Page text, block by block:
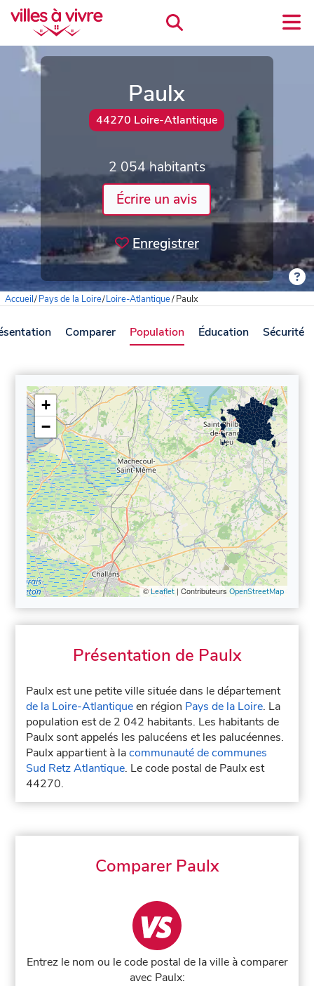
Paulx
44270 Loire-Atlantique
2 054 habitants
Écrire un avis
Enregistrer
Accueil/Pays de la Loire/Loire-Atlantique/Paulx
Comparer Population Éducation Sécurité
+
−
©Leaflet| Contributeurs OpenStreetMap
Présentation de Paulx
Paulx est une petite ville située dans le département
de la Loire-Atlantiqueen région Pays de la Loire. La
population est de 2 042 habitants. Les habitants de
Paulx sont appelés les palucéens et les palucéennes.
Paulx appartient à lacommunauté de communes
Sud Retz Atlantique. Le code postal de Paulx est
44270.
Comparer Paulx
Entrez le nom ou le code postal de la ville à comparer
avec Paulx: